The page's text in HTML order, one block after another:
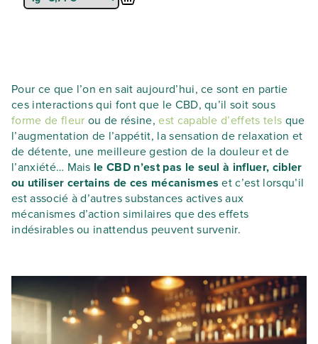
Pour ce que l’on en sait aujourd’hui, ce sont en partie
ces interactions qui font que le CBD, qu’il soit sous
forme de fleur ou de résine,est capable d’effets tels que
l’augmentation de l’appétit, la sensation de relaxation et
de détente, une meilleure gestion de la douleur et de
l’anxiété… Mais le CBD n’est pas le seul à influer, cibler
ou utiliser certains de ces mécanismes et c’est lorsqu’il
est associé à d’autres substances actives aux
mécanismes d’action similaires que des effets
indésirables ou inattendus peuvent survenir.